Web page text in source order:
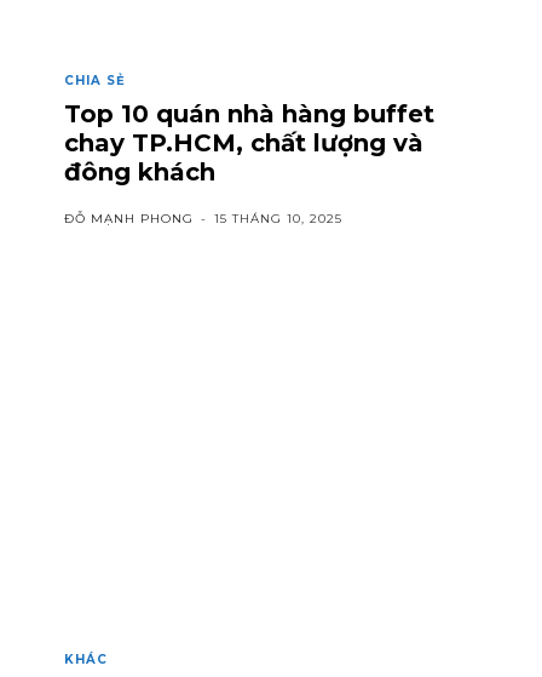
CHIA SẺ
Top 10 quán nhà hàng buffet
chay TP.HCM, chất lượng và
đông khách
ĐỖ MẠNH PHONG - 15 THÁNG 10, 2025
KHÁC